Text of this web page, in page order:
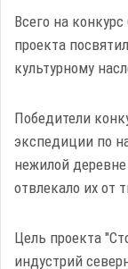
Всего на
проекта
культурному
Победители
экспедиции по
нежилой
отвлекало их от
Цель проекта
индустрий